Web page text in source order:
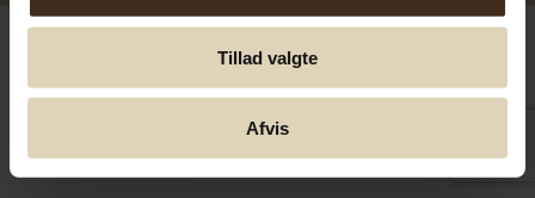
Tillad valgte
Afvis